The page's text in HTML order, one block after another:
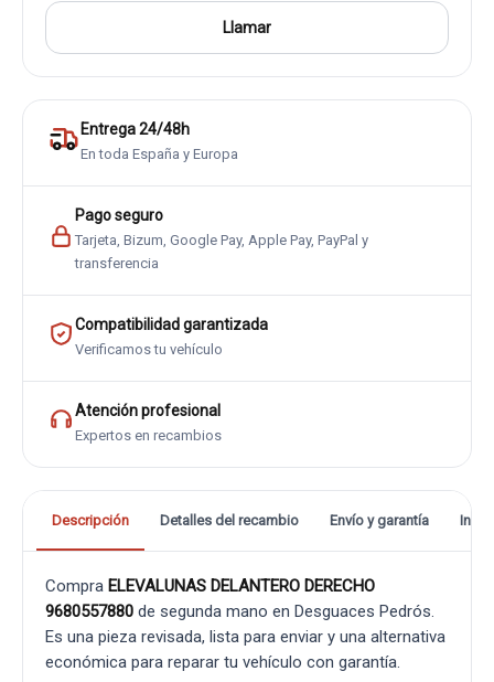
Llamar
Entrega 24/48h
En toda España y Europa
Pago seguro
Tarjeta, Bizum, Google Pay, Apple Pay, PayPal y
transferencia
Compatibilidad garantizada
Verificamos tu vehículo
Atención profesional
Expertos en recambios
Descripción Detalles del recambio Envío y garantía
Compra ELEVALUNAS DELANTERO DERECHO
9680557880 de segunda mano en Desguaces Pedrós.
Es una pieza revisada, lista para enviar y una alternativa
económica para reparar tu vehículo con garantía.